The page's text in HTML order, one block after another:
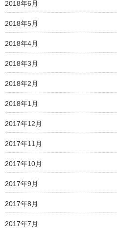
2018年6月
2018年5月
2018年4月
2018年3月
2018年2月
2018年1月
2017年12月
2017年11月
2017年10月
2017年9月
2017年8月
2017年7月